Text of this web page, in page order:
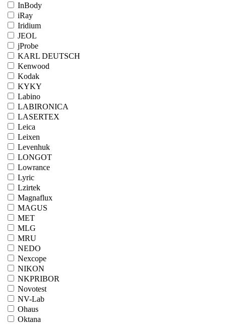
InBody
iRay
Iridium
JEOL
jProbe
KARL DEUTSCH
Kenwood
Kodak
KYKY
Labino
LABIRONICA
LASERTEX
Leica
Leixen
Levenhuk
LONGOT
Lowrance
Lyric
Lzirtek
Magnaflux
MAGUS
MET
MLG
MRU
NEDO
Nexcope
NIKON
NKPRIBOR
Novotest
NV-Lab
Ohaus
Oktana